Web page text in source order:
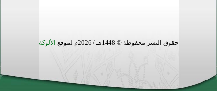
حقوق النشر محفوظة © 1448هـ / 2026م لموقع الألوكة